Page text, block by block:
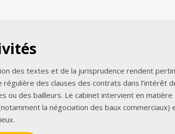
des textes et de la jurisprudence rendent
régulière des clauses des contrats dans l’intérêt
ou des bailleurs. Le cabinet intervient en matière
la négociation des baux commerciaux)